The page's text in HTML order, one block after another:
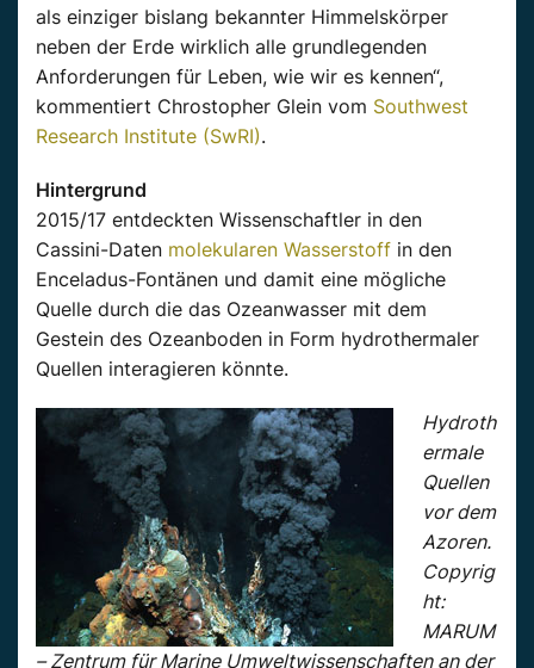
als einziger bislang bekannter Himmelskörper
neben der Erde wirklich alle grundlegenden
Anforderungen für Leben, wie wir es kennen“,
kommentiert Chrostopher Glein vom Southwest
Research Institute (SwRI).
Hintergrund
2015/17 entdeckten Wissenschaftler in den
Cassini-Daten molekularen Wasserstoff in den
Enceladus-Fontänen und damit eine mögliche
Quelle durch die das Ozeanwasser mit dem
Gestein des Ozeanboden in Form hydrothermaler
Quellen interagieren könnte.
Hydroth
ermale
Quellen
vor dem
Azoren.
Copyrig
ht:
MARUM
– Zentrum für Marine Umweltwissenschaften an der